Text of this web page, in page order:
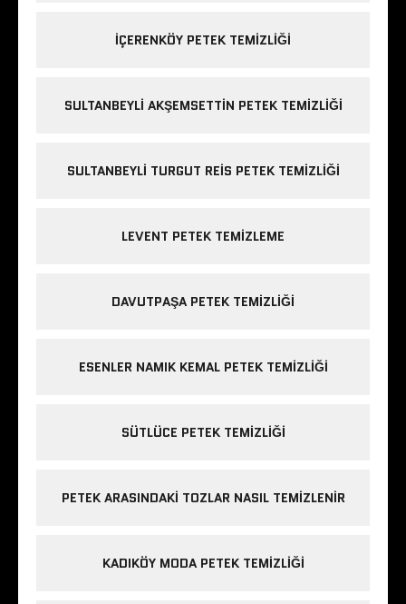
IÇERENKÖY PETEK TEMIZLIĞI
SULTANBEYLI AKŞEMSETTIN PETEK TEMIZLIĞI
SULTANBEYLI TURGUT REIS PETEK TEMIZLIĞI
LEVENT PETEK TEMIZLEME
DAVUTPAŞA PETEK TEMIZLIĞI
ESENLER NAMIK KEMAL PETEK TEMIZLIĞI
SÜTLÜCE PETEK TEMIZLIĞI
PETEK ARASINDAKI TOZLAR NASIL TEMIZLENIR
KADIKÖY MODA PETEK TEMIZLIĞI